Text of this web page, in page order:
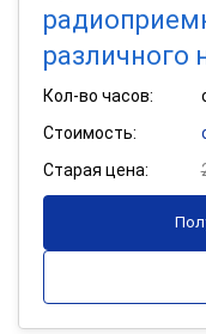
различного
Кол-во часов:
Стоимость:
Старая цена: